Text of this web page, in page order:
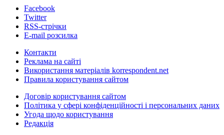
Facebook
Twitter
RSS-стрічки
E-mail розсилка
Контакти
Реклама на сайті
Використання матеріалів korrespondent.net
Правила користування сайтом
Договір користування сайтом
Політика у сфері конфіденційності і персональних даних
Угода щодо користування
Редакція